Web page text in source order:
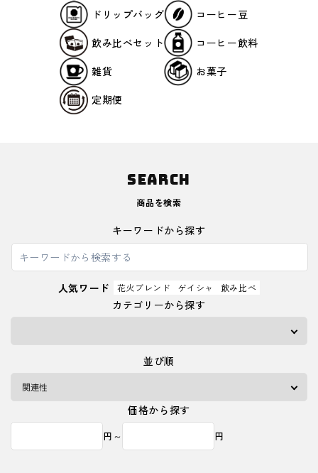
ドリップバッグ
飲み比べセット
雑貨
定期便
コーヒー豆
コーヒー飲料
お菓子
SEARCH
商品を検索
キーワードから探す
人気ワード 花火ブレンド ゲイシャ 飲み比べ
カテゴリーから探す
並び順
価格から探す
円～ 円